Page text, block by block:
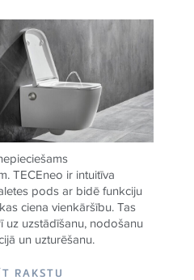
TECEneo ir intuitīva
pods ar bidē funkciju
ciena vienkāršību. Tas
uz uzstādīšanu, nodošanu
un uzturēšanu.
RAKSTU